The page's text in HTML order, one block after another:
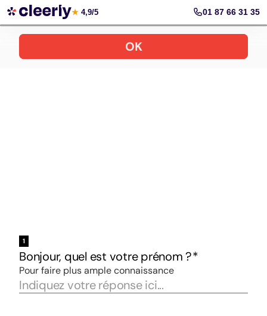
Votre simulation gratuite et personnalisée
★ 4,9/5 01 87 66 31 35